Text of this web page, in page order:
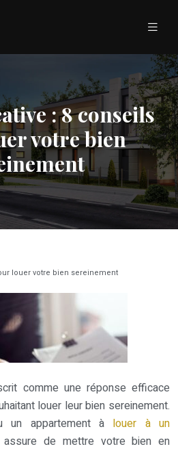
: 8 conseils
votre bien
louer votre bien sereinement
comme une réponse efficace
louer leur bien sereinement.
un appartement à louer à un
de mettre votre bien en